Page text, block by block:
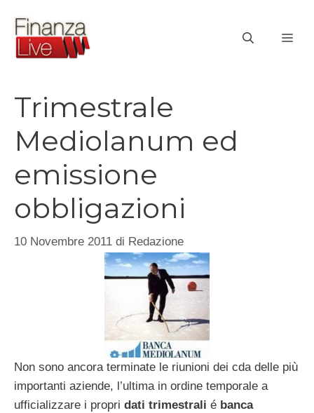
contenuto
Trimestrale
Mediolanum ed
emissione
obbligazioni
10 Novembre 2011 di Redazione
Non sono ancora terminate le riunioni dei cda delle più
importanti aziende, l’ultima in ordine temporale a
ufficializzare i propri dati trimestrali é banca